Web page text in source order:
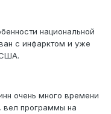
национальной
с инфарктом и уже
США.
очень много времени
вел программы на